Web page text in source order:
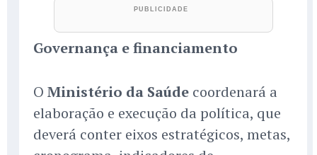
Governança e financiamento
O Ministério da Saúde coordenará a
elaboração e execução da política, que
deverá conter eixos estratégicos, metas,